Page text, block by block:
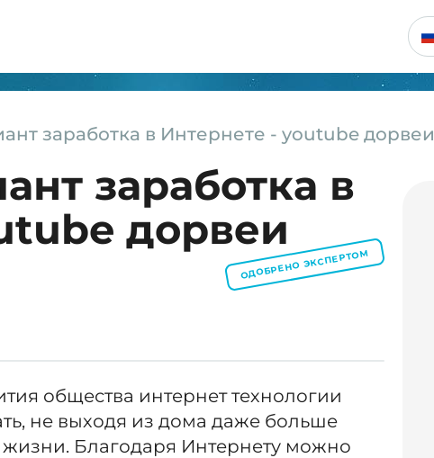
заработка в Интернете - youtube дорвеи
заработка в
дорвеи
ОДОБРЕНО ЭКСПЕРТОМ
общества интернет технологии
не выходя из дома даже больше
Благодаря Интернету можно